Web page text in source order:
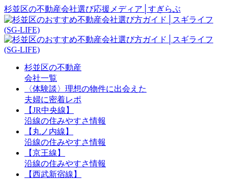
杉並区の不動産会社選び応援メディア│すぎらぶ
杉並区の不動産
会社一覧
〈体験談〉理想の物件に出会えた
夫婦に密着レポ
【JR中央線】
沿線の住みやすさ情報
【丸ノ内線】
沿線の住みやすさ情報
【京王線】
沿線の住みやすさ情報
【西武新宿線】